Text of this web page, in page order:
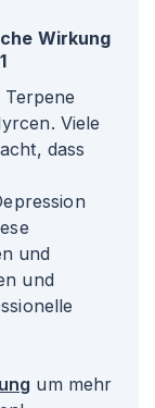
Wirkung
Viele
dass
und
und
um mehr